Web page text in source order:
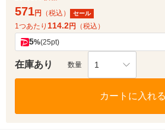
571円 （税込） セール
1つあたり 114.2円 （税込）
5%(25pt)
在庫あり 数量 1
カートに入れる